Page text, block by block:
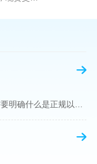
在讨论任何期货公司是否正规之前，我们需要明确什么是正规以及如何判断一个期货公司是否符合这一标准。对于中国市场，正规一词通常指该公司拥有中国证监会（中国证券监督管理委员会）的批准和监管，同时遵守中国期货市场的相关法律法规。以“大有期货”为例，探讨其如何符合这些标准，以及在选择此类公司时，投资者应注意的一些关键因素。大有期货是参与中国期货市场的多家公司之一，主要提供期货交易、资产管理、投资咨询等服务。它适用于希望通过期货市场进行投资和风险管理的个人和机构投资者。与其他期货公司一样